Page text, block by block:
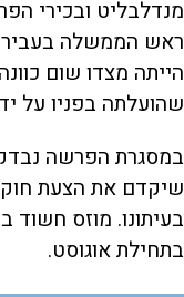
ראש הממשלה
הייתה מצדו שום
שהועלתה בפניו על
במסגרת הפרשה
שיקדם את הצעת חוק
בעיתונו. מוזס חשוד
בתחילת אוגוסט.